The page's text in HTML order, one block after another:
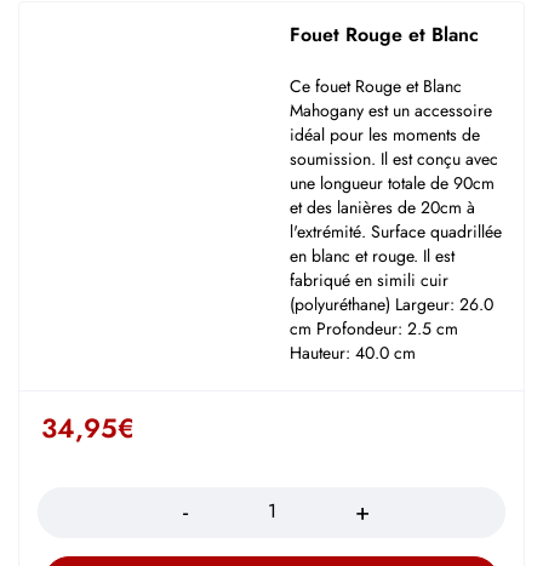
Fouet Rouge et Blanc
Ce fouet Rouge et Blanc
Mahogany est un accessoire
idéal pour les moments de
soumission. Il est conçu avec
une longueur totale de 90cm
et des lanières de 20cm à
l'extrémité. Surface quadrillée
en blanc et rouge. Il est
fabriqué en simili cuir
(polyuréthane) Largeur: 26.0
cm Profondeur: 2.5 cm
Hauteur: 40.0 cm
34,95€